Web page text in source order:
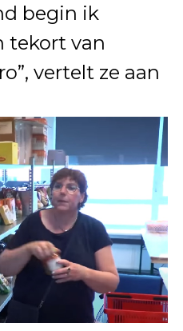
begin ik
tekort van
vertelt ze aan